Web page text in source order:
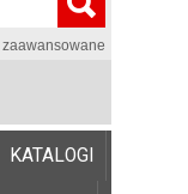
KATALOGI